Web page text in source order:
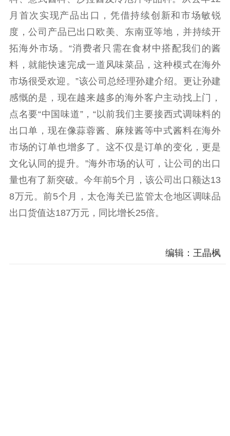
月首次实现产品出口，凭借持续创新和市场敏锐
度，公司产品已出口欧美、东南亚等地，并持续开
拓海外市场。“消费者只需在食材中搭配我们的酱
料，就能快速完成一道风味菜品，这种模式在海外
市场很受欢迎。”该公司总经理孙建介绍。更让孙建
感慨的是，现在越来越多的海外客户主动找上门，
点名要“中国味道”，“以前我们主要接西式调味料的
出口单，现在像蒜蓉酱、麻辣酱等中式酱料在海外
市场的订单也增多了。这不仅是订单的变化，更是
文化认同的提升。”海外市场的认可，让公司的出口
量也有了新突破。今年前5个月，该公司出口额达13
8万元。前5个月，太仓海关已监管太仓地区调味品
出口货值达187万元，同比增长25倍。
编辑：王晶枫